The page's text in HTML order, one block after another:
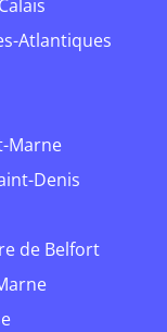
Atlantiques
Marne
Denis
de Belfort